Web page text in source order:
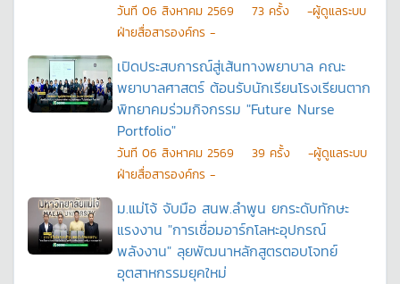
วันที 06 สิงหาคม 2569 73 ครั้ง
-ผู้ดูแลระบบ
ฝ่ายสื่อสารองค์กร -
เปิดประสบการณ์สู่เส้นทางพยาบาล คณะ
พยาบาลศาสตร์ ต้อนรับนักเรียนโรงเรียนตาก
พิทยาคมร่วมกิจกรรม "Future Nurse
Portfolio"
วันที 06 สิงหาคม 2569 39 ครั้ง
-ผู้ดูแลระบบ
ฝ่ายสื่อสารองค์กร -
ม.แม่โจ้ จับมือ สนพ.ลำพูน ยกระดับทักษะ
แรงงาน "การเชื่อมอาร์กโลหะอุปกรณ์
พลังงาน" ลุยพัฒนาหลักสูตรตอบโจทย์
อุตสาหกรรมยุคใหม่